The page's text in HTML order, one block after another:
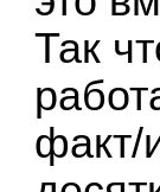
Так
факт/